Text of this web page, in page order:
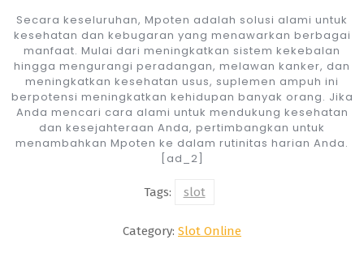
Secara keseluruhan, Mpoten adalah solusi alami untuk
kesehatan dan kebugaran yang menawarkan berbagai
manfaat. Mulai dari meningkatkan sistem kekebalan
hingga mengurangi peradangan, melawan kanker, dan
meningkatkan kesehatan usus, suplemen ampuh ini
berpotensi meningkatkan kehidupan banyak orang. Jika
Anda mencari cara alami untuk mendukung kesehatan
dan kesejahteraan Anda, pertimbangkan untuk
menambahkan Mpoten ke dalam rutinitas harian Anda.
[ad_2]
Tags: slot
Category: Slot Online